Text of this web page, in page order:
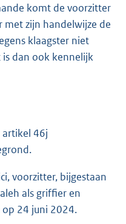
komt de voorzitter
zijn handelwijze de
klaagster niet
is dan ook kennelijk
artikel 46j
voorzitter, bijgestaan
als griffier en
24 juni 2024.